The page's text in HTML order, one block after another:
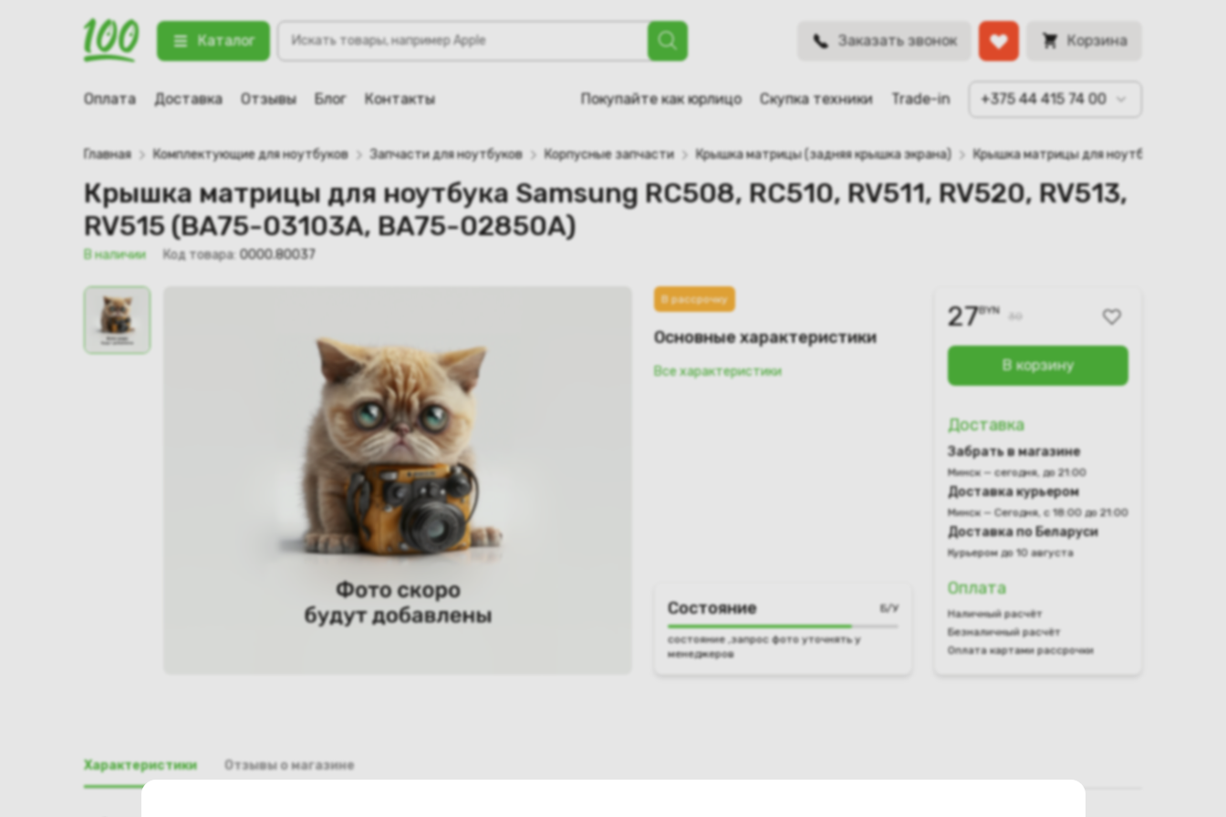
Каталог
товаров
Заказать звонок Корзина
Оплата Доставка Отзывы Блог Контакты Покупайте как юрлицо Скупка техники Trade-in +375 44 415 74 00
Крышка матрицы для ноутбука Samsung RC508, RC510, RV511, RV520, RV513, RV515 (BA75-03103A, BA75-
02850A)
BYN
Главная Комплектующие для ноутбуков Запчасти для ноутбуков Корпусные запчасти Крышка матрицы (задняя крышка экрана) Крышка матрицы для ноутбука Samsung
Крышка матрицы для ноутбука Samsung RC508, RC510, RV511, RV520, RV513,
RV515 (BA75-03103A, BA75-02850A)
В наличии Код товара: 0000.80037
В рассрочку
Основные характеристики
Все характеристики
Состояние Б/У
состояние ,запрос фото уточнять у
менеджеров
27BYN 30
В корзину
Доставка
Забрать в магазине
Минск — сегодня, до 21:00
Доставка курьером
Минск — Сегодня, с 18:00 до 21:00
Доставка по Беларуси
Курьером до 10 августа
Оплата
Наличный расчёт
Безналичный расчёт
Оплата картами рассрочки
Характеристики Отзывы о магазине